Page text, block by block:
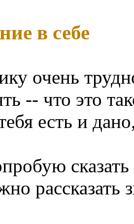
в себе
очень
-- что это
есть и
рассказать